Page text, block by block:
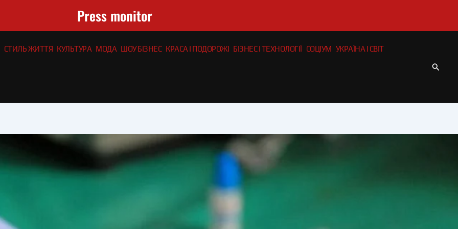
Press monitor
СТИЛЬ ЖИТТЯ КУЛЬТУРА МОДА ШОУ БІЗНЕС КРАСА І ПОДОРОЖІ БІЗНЕС І ТЕХНОЛОГІЇ СОЦІУМ УКРАЇНА І СВІТ